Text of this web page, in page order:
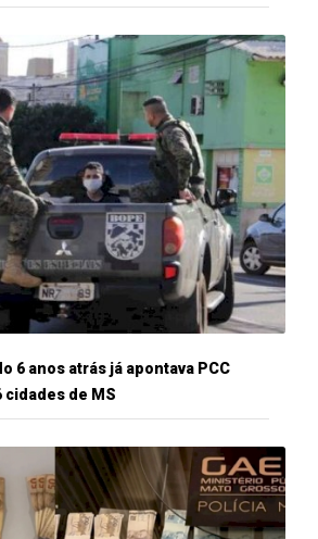
6 anos atrás já apontava PCC
de MS